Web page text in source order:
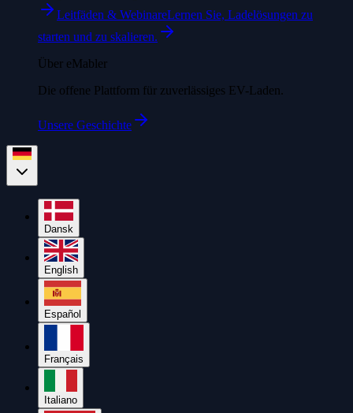
Leitfäden & WebinareLernen Sie, Ladelösungen zu
starten und zu skalieren.
Über eMabler
Die offene Plattform für zuverlässiges EV-Laden.
Unsere Geschichte
Dansk
English
Español
Français
Italiano